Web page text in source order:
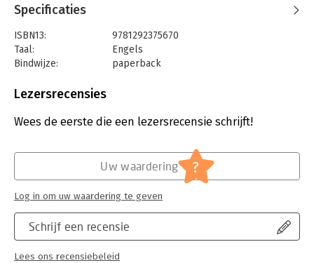
in today's workplace by focusing on the real day-to-day
challenges that organisations are facing.
Organised thematically and covering AI, diversity, crises, and
other topics, each chapter covers the story arc of what
businesses have done to address disruption. You will also learn
what worked (and what didn't) from case studies including
companies such as the FT, Renault, Nissan, CNN, UBS and
others.
Specificaties
ISBN13:
9781292375670
Taal:
Engels
Bindwijze:
paperback
Uitgever:
Verschijningsdatum:
2-2-2022
Internet en social media
Lezersrecensies
Wees de eerste die een lezersrecensie schrijft!
Schrijf een recensie
Lees ons recensiebeleid
Uw waardering ?
Log in om uw waardering te geven